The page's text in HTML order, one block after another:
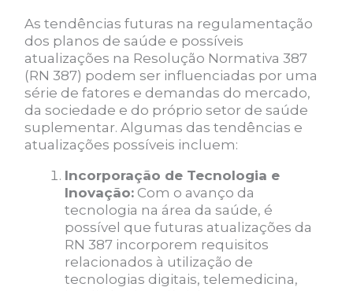
As tendências futuras na regulamentação
dos planos de saúde e possíveis
atualizações na Resolução Normativa 387
(RN 387) podem ser influenciadas por uma
série de fatores e demandas do mercado,
da sociedade e do próprio setor de saúde
suplementar. Algumas das tendências e
atualizações possíveis incluem:
Incorporação de Tecnologia e
Inovação: Com o avanço da
tecnologia na área da saúde, é
possível que futuras atualizações da
RN 387 incorporem requisitos
relacionados à utilização de
tecnologias digitais, telemedicina,